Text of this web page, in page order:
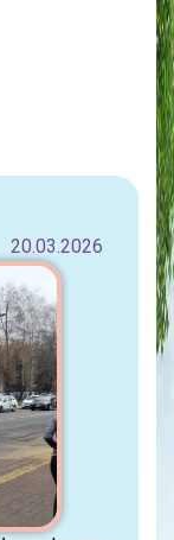
20.03.2026